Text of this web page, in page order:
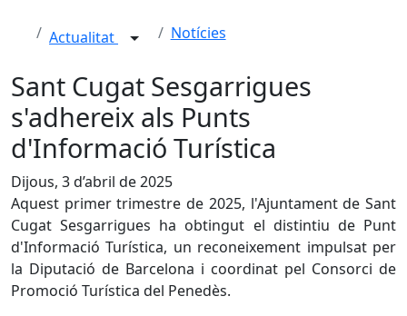
Actualitat Notícies
Sant Cugat Sesgarrigues
s'adhereix als Punts
d'Informació Turística
Dijous, 3 d’abril de 2025
Aquest primer trimestre de 2025, l'Ajuntament de Sant
Cugat Sesgarrigues ha obtingut el distintiu de Punt
d'Informació Turística, un reconeixement impulsat per
la Diputació de Barcelona i coordinat pel Consorci de
Promoció Turística del Penedès.